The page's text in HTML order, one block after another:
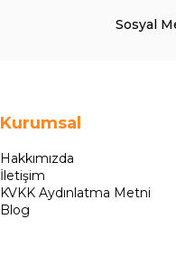
Sosyal
Kurumsal
Hakkımızda
İletişim
KVKK Aydınlatma Metni
Blog